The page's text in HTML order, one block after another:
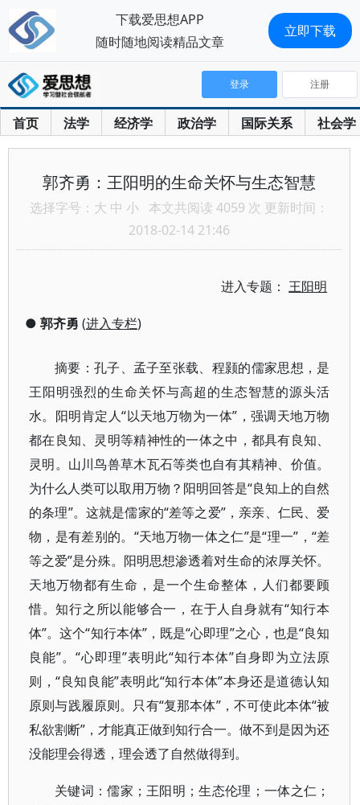
首页 法学 经济学 政治学 国际关系 社会学
登录 注册
郭齐勇：王阳明的生命关怀与生态智慧
选择字号： 大 中 小 本文共阅读 4059 次 更新时间：
2018-02-14 21:46
进入专题：王阳明
● 郭齐勇 (进入专栏)
摘要：孔子、孟子至张载、程颢的儒家思想，是
王阳明强烈的生命关怀与高超的生态智慧的源头活
水。阳明肯定人“以天地万物为一体”，强调天地万物
都在良知、灵明等精神性的一体之中，都具有良知、
灵明。山川鸟兽草木瓦石等类也自有其精神、价值。
为什么人类可以取用万物？阳明回答是“良知上的自然
的条理”。这就是儒家的“差等之爱”，亲亲、仁民、爱
物，是有差别的。“天地万物一体之仁”是“理一”，“差
等之爱”是分殊。阳明思想渗透着对生命的浓厚关怀。
天地万物都有生命，是一个生命整体，人们都要顾
惜。知行之所以能够合一，在于人自身就有“知行本
体”。这个“知行本体”，既是“心即理”之心，也是“良知
良能”。“心即理”表明此“知行本体”自身即为立法原
则，“良知良能”表明此“知行本体”本身还是道德认知
原则与践履原则。只有“复那本体”，不可使此本体“被
私欲割断”，才能真正做到知行合一。做不到是因为还
没能理会得透，理会透了自然做得到。
关键词：儒家；王阳明；生态伦理；一体之仁；
下载爱思想APP
随时随地阅读精品文章
立即下载